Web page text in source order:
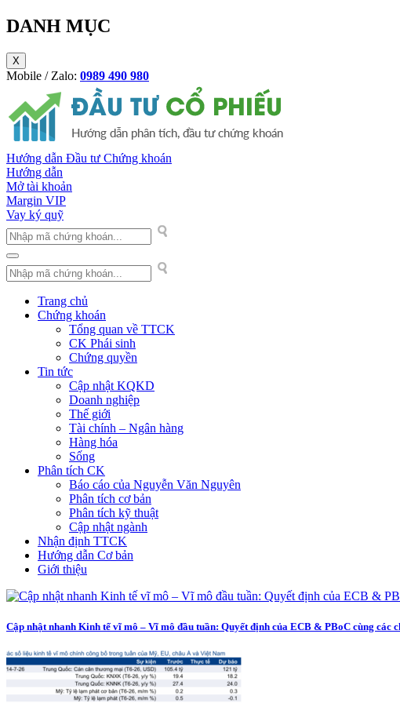
DANH MỤC
X
Mobile / Zalo: 0989 490 980
Hướng dẫn Đầu tư Chứng khoán
Hướng dẫn
Mở tài khoản
Margin VIP
Vay ký quỹ
Trang chủ
Chứng khoán
Tổng quan về TTCK
CK Phái sinh
Chứng quyền
Tin tức
Cập nhật KQKD
Doanh nghiệp
Thế giới
Tài chính – Ngân hàng
Hàng hóa
Sống
Phân tích CK
Báo cáo của Nguyễn Văn Nguyên
Phân tích cơ bản
Phân tích kỹ thuật
Cập nhật ngành
Nhận định TTCK
Hướng dẫn Cơ bản
Giới thiệu
Cập nhật nhanh Kinh tế vĩ mô – Vĩ mô đầu tuần: Quyết định của ECB & PBoC cùng các